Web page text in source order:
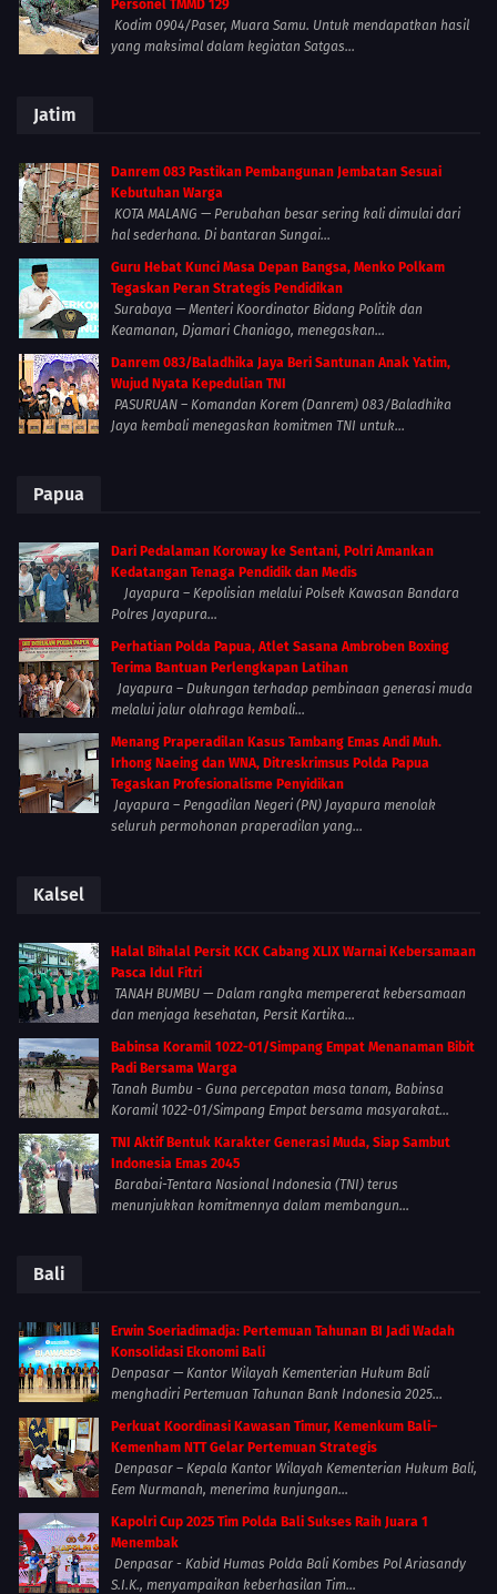
Personel TMMD 129
Kodim 0904/Paser, Muara Samu. Untuk mendapatkan hasil
yang maksimal dalam kegiatan Satgas...
Jatim
Danrem 083 Pastikan Pembangunan Jembatan Sesuai
Kebutuhan Warga
KOTA MALANG — Perubahan besar sering kali dimulai dari
hal sederhana. Di bantaran Sungai...
Guru Hebat Kunci Masa Depan Bangsa, Menko Polkam
Tegaskan Peran Strategis Pendidikan
Surabaya — Menteri Koordinator Bidang Politik dan
Keamanan, Djamari Chaniago, menegaskan...
Danrem 083/Baladhika Jaya Beri Santunan Anak Yatim,
Wujud Nyata Kepedulian TNI
PASURUAN – Komandan Korem (Danrem) 083/Baladhika
Jaya kembali menegaskan komitmen TNI untuk...
Papua
Dari Pedalaman Koroway ke Sentani, Polri Amankan
Kedatangan Tenaga Pendidik dan Medis
Jayapura – Kepolisian melalui Polsek Kawasan Bandara
Polres Jayapura...
Perhatian Polda Papua, Atlet Sasana Ambroben Boxing
Terima Bantuan Perlengkapan Latihan
Jayapura – Dukungan terhadap pembinaan generasi muda
melalui jalur olahraga kembali...
Menang Praperadilan Kasus Tambang Emas Andi Muh.
Irhong Naeing dan WNA, Ditreskrimsus Polda Papua
Tegaskan Profesionalisme Penyidikan
Jayapura – Pengadilan Negeri (PN) Jayapura menolak
seluruh permohonan praperadilan yang...
Kalsel
Halal Bihalal Persit KCK Cabang XLIX Warnai Kebersamaan
Pasca Idul Fitri
TANAH BUMBU — Dalam rangka mempererat kebersamaan
dan menjaga kesehatan, Persit Kartika...
Babinsa Koramil 1022-01/Simpang Empat Menanaman Bibit
Padi Bersama Warga
Tanah Bumbu - Guna percepatan masa tanam, Babinsa
Koramil 1022-01/Simpang Empat bersama masyarakat...
TNI Aktif Bentuk Karakter Generasi Muda, Siap Sambut
Indonesia Emas 2045
Barabai-Tentara Nasional Indonesia (TNI) terus
menunjukkan komitmennya dalam membangun...
Bali
Erwin Soeriadimadja: Pertemuan Tahunan BI Jadi Wadah
Konsolidasi Ekonomi Bali
Denpasar — Kantor Wilayah Kementerian Hukum Bali
menghadiri Pertemuan Tahunan Bank Indonesia 2025...
Perkuat Koordinasi Kawasan Timur, Kemenkum Bali–
Kemenham NTT Gelar Pertemuan Strategis
Denpasar – Kepala Kantor Wilayah Kementerian Hukum Bali,
Eem Nurmanah, menerima kunjungan...
Kapolri Cup 2025 Tim Polda Bali Sukses Raih Juara 1
Menembak
Denpasar - Kabid Humas Polda Bali Kombes Pol Ariasandy
S.I.K., menyampaikan keberhasilan Tim...